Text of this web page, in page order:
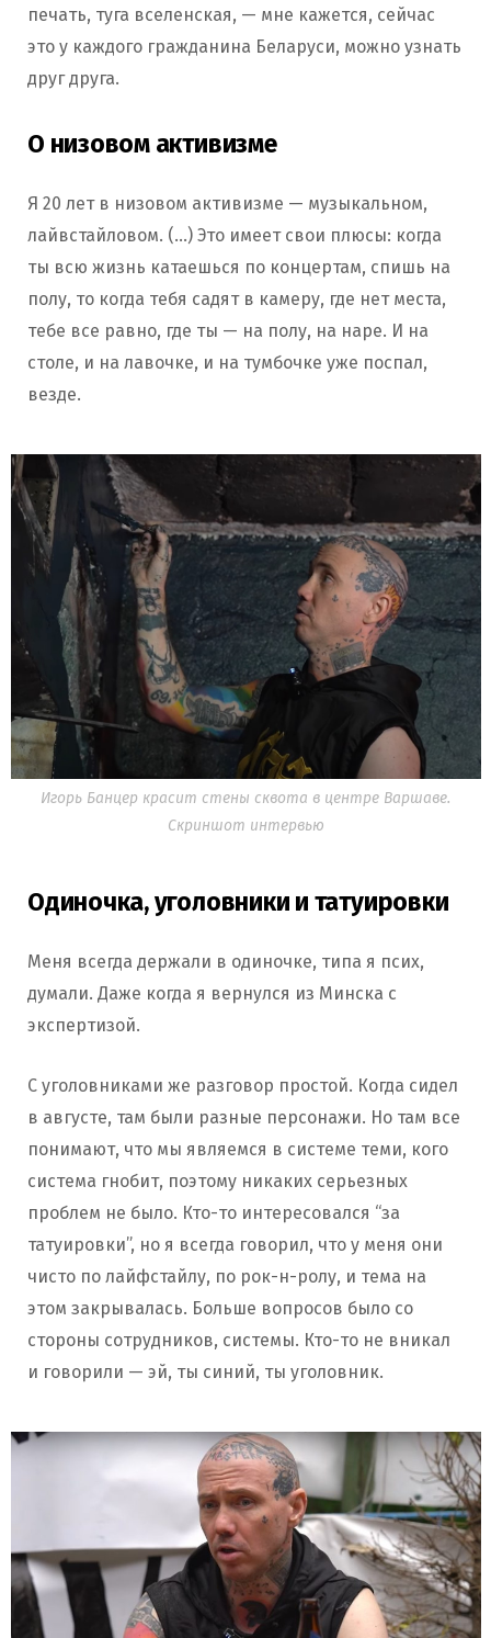
печать, туга вселенская, — мне кажется, сейчас
это у каждого гражданина Беларуси, можно узнать
друг друга.
О низовом активизме
Я 20 лет в низовом активизме — музыкальном,
лайвстайловом. (…) Это имеет свои плюсы: когда
ты всю жизнь катаешься по концертам, спишь на
полу, то когда тебя садят в камеру, где нет места,
тебе все равно, где ты — на полу, на наре. И на
столе, и на лавочке, и на тумбочке уже поспал,
везде.
Игорь Банцер красит стены сквота в центре Варшаве.
Скриншот интервью
Одиночка, уголовники и татуировки
Меня всегда держали в одиночке, типа я псих,
думали. Даже когда я вернулся из Минска с
экспертизой.
С уголовниками же разговор простой. Когда сидел
в августе, там были разные персонажи. Но там все
понимают, что мы являемся в системе теми, кого
система гнобит, поэтому никаких серьезных
проблем не было. Кто-то интересовался “за
татуировки”, но я всегда говорил, что у меня они
чисто по лайфстайлу, по рок-н-ролу, и тема на
этом закрывалась. Больше вопросов было со
стороны сотрудников, системы. Кто-то не вникал
и говорили — эй, ты синий, ты уголовник.